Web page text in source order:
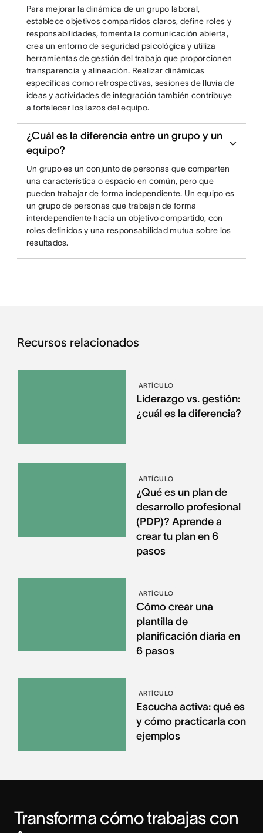
Para mejorar la dinámica de un grupo laboral,
establece objetivos compartidos claros, define roles y
responsabilidades, fomenta la comunicación abierta,
crea un entorno de seguridad psicológica y utiliza
herramientas de gestión del trabajo que proporcionen
transparencia y alineación. Realizar dinámicas
específicas como retrospectivas, sesiones de lluvia de
ideas y actividades de integración también contribuye
a fortalecer los lazos del equipo.
¿Cuál es la diferencia entre un grupo y un
equipo?
Un grupo es un conjunto de personas que comparten
una característica o espacio en común, pero que
pueden trabajar de forma independiente. Un equipo es
un grupo de personas que trabajan de forma
interdependiente hacia un objetivo compartido, con
roles definidos y una responsabilidad mutua sobre los
resultados.
Recursos relacionados
ARTÍCULO
Liderazgo vs. gestión:
¿cuál es la diferencia?
ARTÍCULO
¿Qué es un plan de
desarrollo profesional
(PDP)? Aprende a
crear tu plan en 6
pasos
ARTÍCULO
Cómo crear una
plantilla de
planificación diaria en
6 pasos
ARTÍCULO
Escucha activa: qué es
y cómo practicarla con
ejemplos
Transforma cómo trabajas con